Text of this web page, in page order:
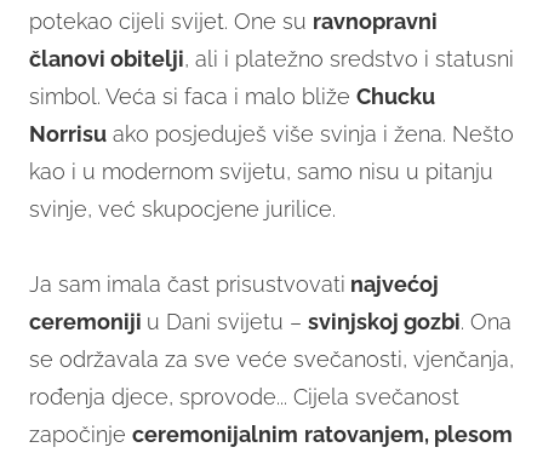
potekao cijeli svijet. One su ravnopravni
članovi obitelji, ali i platežno sredstvo i statusni
simbol. Veća si faca i malo bliže Chucku
Norrisu ako posjeduješ više svinja i žena. Nešto
kao i u modernom svijetu, samo nisu u pitanju
svinje, već skupocjene jurilice.
Ja sam imala čast prisustvovati najvećoj
ceremoniji u Dani svijetu – svinjskoj gozbi. Ona
se održavala za sve veće svečanosti, vjenčanja,
rođenja djece, sprovode... Cijela svečanost
započinje ceremonijalnim ratovanjem, plesom